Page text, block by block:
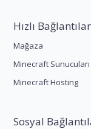
Hızlı Bağlantılar
Mağaza
Minecraft Sunucuları
Minecraft Hosting
Sosyal